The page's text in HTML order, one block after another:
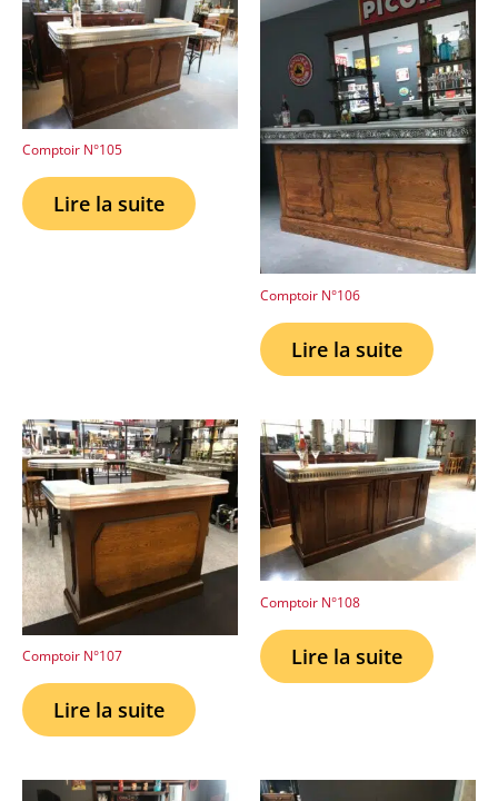
Comptoir N°105
Lire la suite
Comptoir N°106
Lire la suite
Comptoir N°107
Lire la suite
Comptoir N°108
Lire la suite